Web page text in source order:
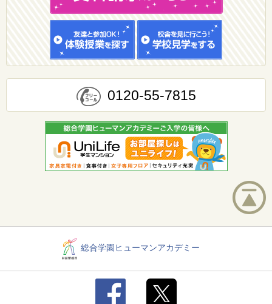
0120-55-7815
総合学園ヒューマンアカデミー